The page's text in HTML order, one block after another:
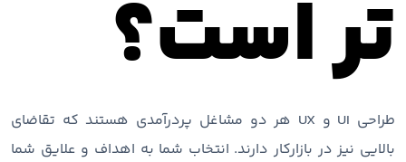
تر است؟
طراحی UI و UX هر دو مشاغل پردرآمدی هستند که تقاضای
بالایی نیز در بازارکار دارند. انتخاب شما به اهداف و علایق شما